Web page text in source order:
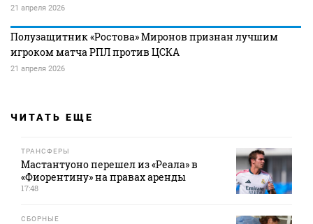
21 апреля 2026
Полузащитник «Ростова» Миронов признан лучшим
игроком матча РПЛ против ЦСКА
21 апреля 2026
ЧИТАТЬ ЕЩЕ
ТРАНСФЕРЫ
Мастантуоно перешел из «Реала» в
«Фиорентину» на правах аренды
17:48
СБОРНЫЕ